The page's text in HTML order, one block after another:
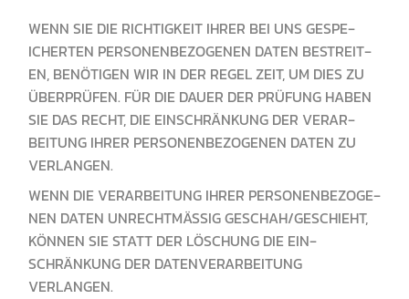
WENN SIE DIE RICHTIGKEIT IHRER BEI UNS GESPE­
ICHERTEN PER­SO­N­EN­BE­ZO­GE­NEN DAT­EN BESTRE­IT­
EN, BENÖTI­GEN WIR IN DER REGEL ZEIT, UM DIES ZU
ÜBER­PRÜFEN. FÜR DIE DAUER DER PRÜ­FUNG HABEN
SIE DAS RECHT, DIE EIN­SCHRÄNKUNG DER VER­AR­
BEITUNG IHRER PER­SO­N­EN­BE­ZO­GE­NEN DAT­EN ZU
VERLANGEN.
WENN DIE VER­AR­BEITUNG IHRER PER­SO­N­EN­BE­ZO­GE­
NEN DAT­EN UNRECHT­MÄSSIG GESCHAH/GESCHIEHT, K
ÖN­NEN SIE STATT DER LÖSCHUNG DIE EIN­S
CHRÄNKUNG DER DATEN­VER­AR­BEITUNG V
ERLANGEN.